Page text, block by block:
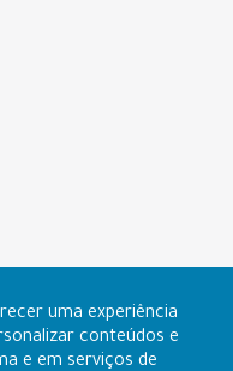
uma experiência
conteúdos e
e em serviços de